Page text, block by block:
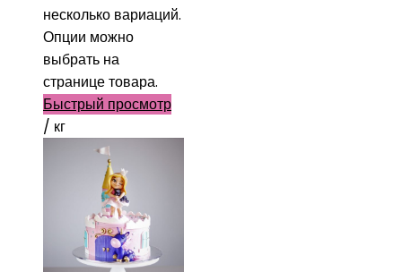
несколько вариаций.
Опции можно
выбрать на
странице товара.
Быстрый просмотр
/ кг